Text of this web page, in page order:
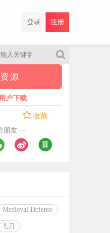
注册
登录
源
户下载
收藏
朋友 —
Medieval Defense
刀